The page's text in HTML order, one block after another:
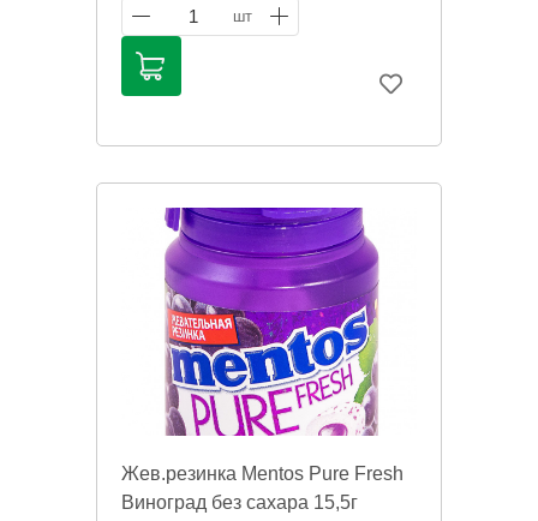
Герцена, 20,
тел. 531-531 Администратор СМ на ул.
Ленинградской.
Информация на сайте о товарах носит
публичной офертой. Цена может
1 шт
Жев.резинка Mentos Pure Fresh
Виноград без сахара 15,5г